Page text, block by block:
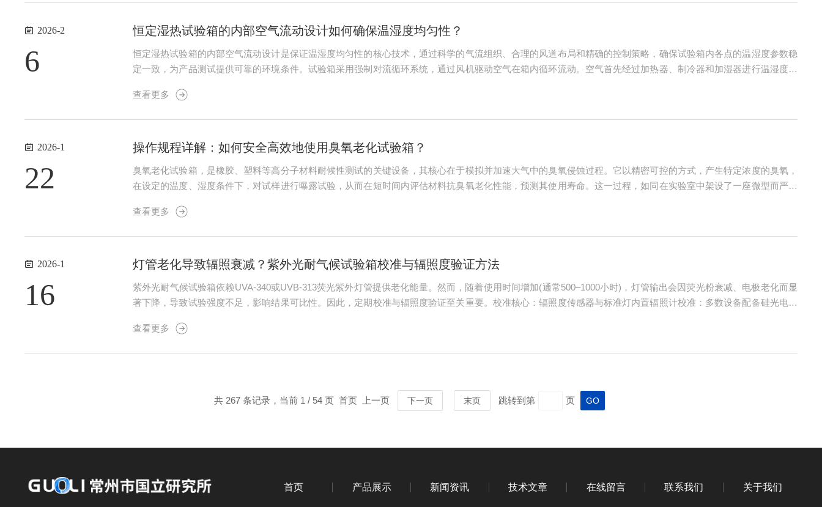
2026-2
6
恒定湿热试验箱的内部空气流动设计如何确保温湿度均匀性？
恒定湿热试验箱的内部空气流动设计是保证温湿度均匀性的核心技术，通过科学的气流组织、合理的风道布局和精确的控制策略，确保试验箱内各点的温湿度参数稳
定一致，为产品测试提供可靠的环境条件。试验箱采用强制对流循环系统，通过风机驱动空气在箱内循环流动。空气首先经过加热器、制冷器和加湿器进行温湿度调
部或侧壁，形成上下或水平循环的气流组织，确保空气...
查看更多
2026-1
22
操作规程详解：如何安全高效地使用臭氧老化试验箱？
臭氧老化试验箱，是橡胶、塑料等高分子材料耐候性测试的关键设备，其核心在于模拟并加速大气中的臭氧侵蚀过程。它以精密可控的方式，产生特定浓度的臭氧，
在设定的温度、湿度条件下，对试样进行曝露试验，从而在短时间内评估材料抗臭氧老化性能，预测其使用寿命。这一过程，如同在实验室中架设了一座微型而严峻
要求规范操作。因此，安全规程不是束缚...
查看更多
2026-1
16
灯管老化导致辐照衰减？紫外光耐气候试验箱校准与辐照度验证方法
紫外光耐气候试验箱依赖UVA-340或UVB-313荧光紫外灯管提供老化能量。然而，随着使用时间增加(通常500–1000小时)，灯管输出会因荧光粉衰减、电极老化而显
著下降，导致试验强度不足，影响结果可比性。因此，定期校准与辐照度验证至关重要。校准核心：辐照度传感器与标准灯内置辐照计校准：多数设备配备硅光电二
间”导致非线性老化...
查看更多
共 267 条记录，当前 1 / 54 页 首页 上一页 下一页 末页 跳转到第 页
首页 产品展示 新闻资讯 技术文章 在线留言 联系我们 关于我们